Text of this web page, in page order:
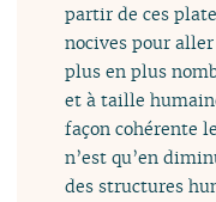
partir de ces
nocives pour
plus en plus
et à taille
façon cohérente
n’est qu’en
des structures